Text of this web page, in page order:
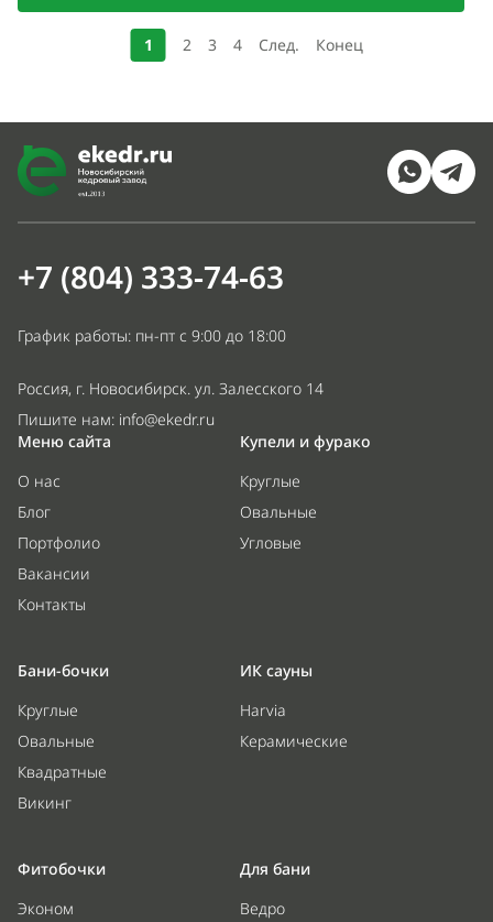
1 2 3 4 След. Конец
+7 (804) 333-74-63
График работы: пн-пт с 9:00 до 18:00
Россия, г. Новосибирск. ул. Залесского 14
Пишите нам: info@ekedr.ru
Меню сайта
О нас
Блог
Портфолио
Вакансии
Контакты
Купели и фурако
Круглые
Овальные
Угловые
Бани-бочки
Круглые
Овальные
Квадратные
Викинг
ИК сауны
Harvia
Керамические
Фитобочки
Эконом
Для бани
Ведро